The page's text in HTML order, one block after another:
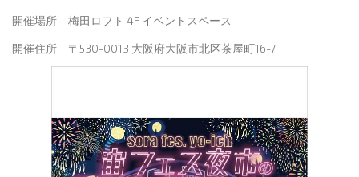
開催場所 梅田ロフト 4F イベントスペース
開催住所 〒530-0013 大阪府大阪市北区茶屋町16-7